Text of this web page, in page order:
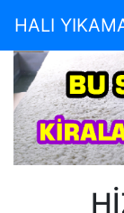
HALI